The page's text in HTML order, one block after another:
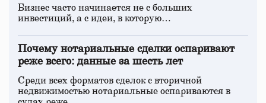
Бизнес часто начинается не с больших
инвестиций, а с идеи, в которую…
Почему нотариальные сделки оспаривают
реже всего: данные за шесть лет
Среди всех форматов сделок с вторичной
недвижимостью нотариальные оспариваются в